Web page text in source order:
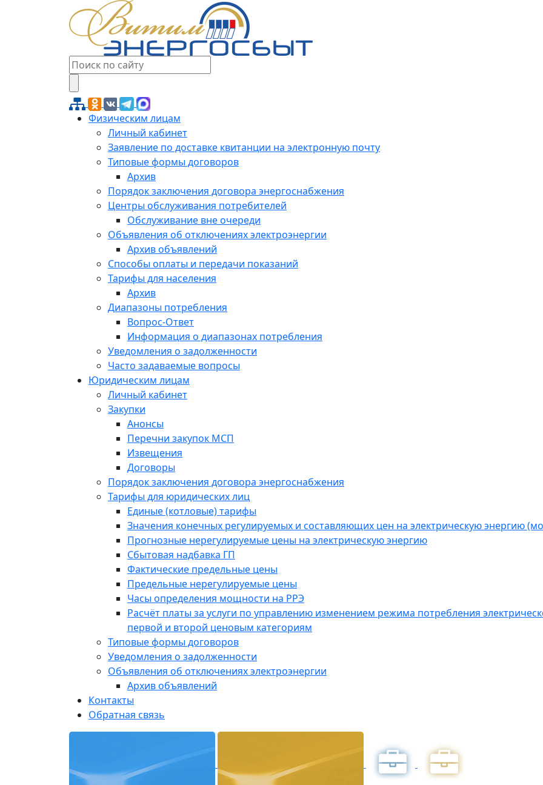
Физическим лицам
Личный кабинет
Заявление по доставке квитанции на электронную почту
Типовые формы договоров
Архив
Порядок заключения договора энергоснабжения
Центры обслуживания потребителей
Обслуживание вне очереди
Объявления об отключениях электроэнергии
Архив объявлений
Способы оплаты и передачи показаний
Тарифы для населения
Архив
Диапазоны потребления
Вопрос-Ответ
Информация о диапазонах потребления
Уведомления о задолженности
Часто задаваемые вопросы
Юридическим лицам
Личный кабинет
Закупки
Анонсы
Перечни закупок МСП
Извещения
Договоры
Порядок заключения договора энергоснабжения
Тарифы для юридических лиц
Единые (котловые) тарифы
Значения конечных регулируемых и составляющих цен на электрическую энергию
Прогнозные нерегулируемые цены на электрическую энергию
Сбытовая надбавка ГП
Фактические предельные цены
Предельные нерегулируемые цены
Часы определения мощности на РРЭ
Расчёт платы за услуги по управлению изменением режима потребления
первой и второй ценовым категориям
Типовые формы договоров
Уведомления о задолженности
Объявления об отключениях электроэнергии
Архив объявлений
Контакты
Обратная связь